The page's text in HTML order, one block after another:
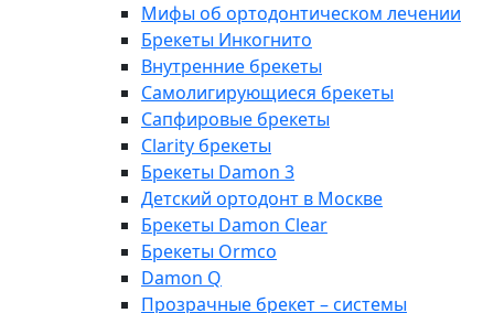
Мифы об ортодонтическом лечении
Брекеты Инкогнито
Внутренние брекеты
Cамолигирующиеся брекеты
Сапфировые брекеты
Clarity брекеты
Брекеты Damon 3
Детский ортодонт в Москве
Брекеты Damon Clear
Брекеты Ormco
Damon Q
Прозрачные брекет – системы